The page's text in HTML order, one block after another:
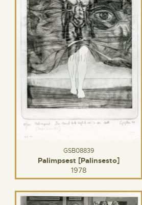
GSB08839
Palimpsest [Palinsesto]
1978